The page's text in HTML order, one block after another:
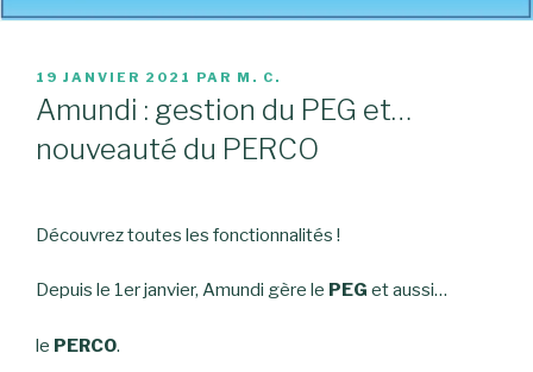
PUBLIÉ
LE
19 JANVIER 2021 PAR M. C.
Amundi : gestion du PEG et…
nouveauté du PERCO
Découvrez toutes les fonctionnalités !
Depuis le 1er janvier, Amundi gère le PEG et aussi…
le PERCO.